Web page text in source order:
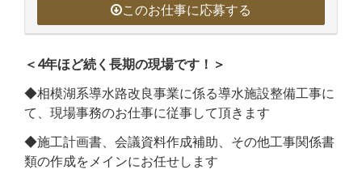
このお仕事に応募する
＜4年ほど続く長期の現場です！＞
◆相模湖系導水路改良事業に係る導水施設整備工事に
て、現場事務のお仕事に従事して頂きます
◆施工計画書、会議資料作成補助、その他工事関係書
類の作成をメインにお任せします